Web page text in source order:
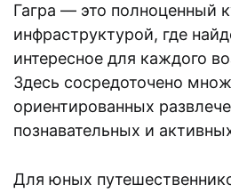
Гагра — это полноценный
инфраструктурой, где
интересное для каждого
Здесь сосредоточено
ориентированных
познавательных и
Для юных